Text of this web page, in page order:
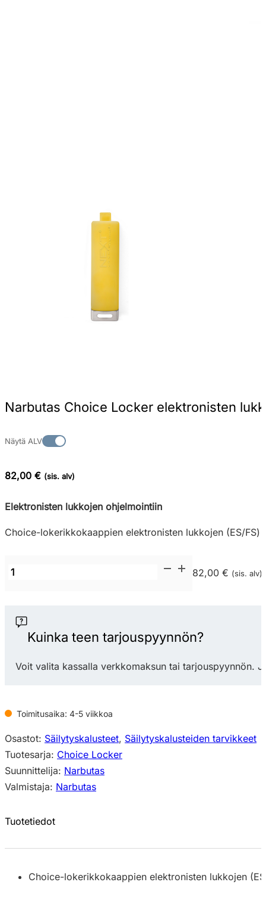
Narbutas Choice Locker elektronisten
Näytä ALV
82,00 € (sis. alv)
Elektronisten lukkojen ohjelmointiin
Choice-lokerikkokaappien elektronisten lukkojen (ES/FS)
Narbutas
elektronisten
lukkojen
määrä
82,00 € (sis. alv)
Kuinka teen tarjouspyynnön?
Voit valita kassalla verkkomaksun tai tarjouspyynnön.
Toimitusaika: 4-5 viikkoa
Osastot: Säilytyskalusteet, Säilytyskalusteiden tarvikkeet
Tuotesarja: Choice Locker
Suunnittelija: Narbutas
Valmistaja: Narbutas
Tuotetiedot
Choice-lokerikkokaappien elektronisten lukkojen